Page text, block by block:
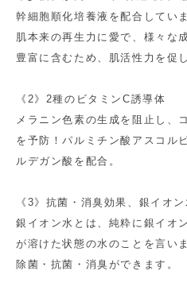
幹細胞順化培養液を配合してい
肌本来の再生力に愛で、様々な
豊富に含むため、肌活性力を促
《2》2種のビタミンC誘導体
メラニン色素の生成を阻止し、
を予防！パルミチン酸アスコル
ルデガン酸を配合。
《3》抗菌・消臭効果、銀イオン
銀イオン水とは、純粋に銀イオ
が溶けた状態の水のことを言い
除菌・抗菌・消臭ができます。